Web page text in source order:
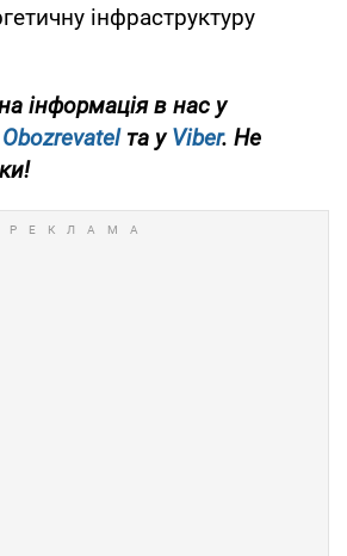
інфраструктуру
інформація в нас у
Obozrevatelта уViber. Не